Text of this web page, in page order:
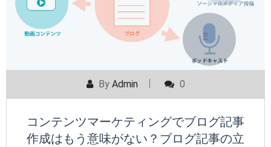
By Admin 0
コンテンツマーケティングでブログ記事
作成はもう意味がない？ブログ記事の立